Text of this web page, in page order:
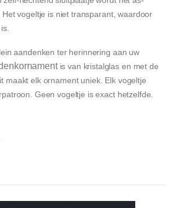
vogeltje is niet transparant, waardoor
aandenken ter herinnering aan uw
is van kristalglas en met de
maakt elk ornament uniek. Elk vogeltje
Geen vogeltje is exact hetzelfde.